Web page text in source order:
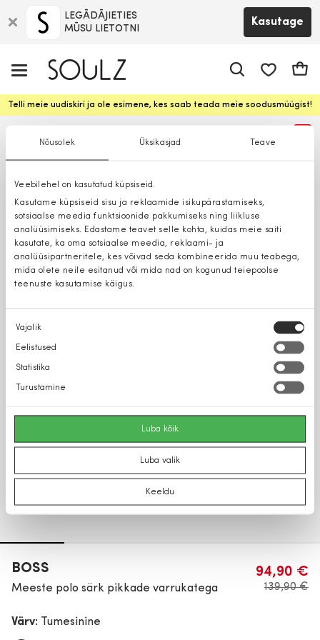
Nõusolek Üksikasjad Teave
Veebilehel on kasutatud küpsiseid.
Kasutame küpsiseid sisu ja reklaamide isikupärastamiseks,
sotsiaalse meedia funktsioonide pakkumiseks ning liikluse
analüüsimiseks. Edastame teavet selle kohta, kuidas meie saiti
kasutate, ka oma sotsiaalse meedia, reklaami- ja
analüüsipartneritele, kes võivad seda kombineerida muu teabega,
mida olete neile esitanud või mida nad on kogunud teiepoolse
teenuste kasutamise käigus.
Nõusoleku
valik
Vajalik
Eelistused
Statistika
Turustamine
Luba kõik
Luba valik
Keeldu
LEGĀDĀJIETIES
MŪSU LIETOTNI
Kasutage
Telli meie uudiskiri ja ole esimene, kes saab teada meie soodusmüügist!
BOSS
Meeste polo särk pikkade varrukatega
94,90 €
139,90 €
Värv: Tumesinine